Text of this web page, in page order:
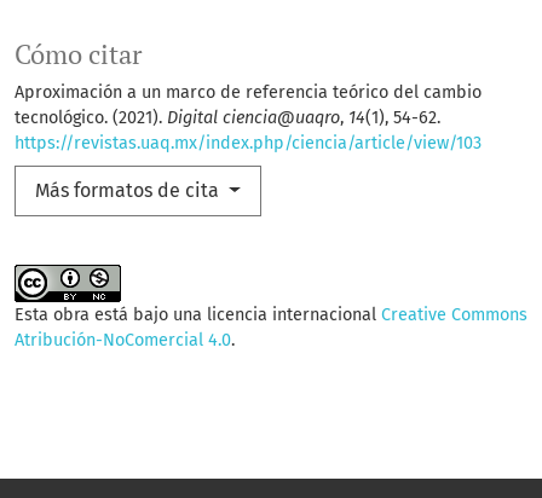
Cómo citar
Aproximación a un marco de referencia teórico del cambio
tecnológico. (2021). Digital ciencia@uaqro, 14(1), 54-62.
https://revistas.uaq.mx/index.php/ciencia/article/view/103
Más formatos de cita
Esta obra está bajo una licencia internacional Creative Commons
Atribución-NoComercial 4.0.